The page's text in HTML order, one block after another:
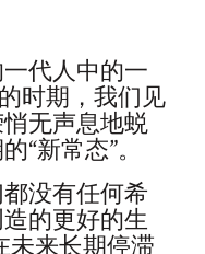
代人中的一
时期，我们见
无声息地蜕
新常态”。
没有任何希
的更好的生